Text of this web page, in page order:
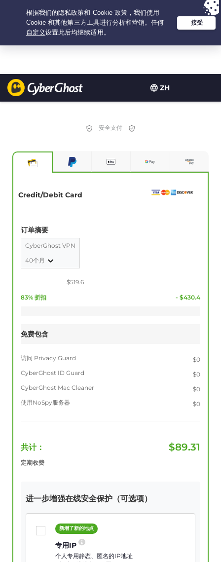
ZH
Your choice:The Best Dealfor 3.3333333333333-years at $2.23
/month
安全支付
Credit/Debit Card
订单摘要
CyberGhost VPN
40个月
$519.6
83% 折扣 - $430.4
免费包含
访问 Privacy Guard
$0
CyberGhost ID Guard
$0
CyberGhost Mac Cleaner
$0
使用NoSpy服务器
$0
共计： $89.31
定期收费
进一步增强在线安全保护（可选项）
新增了新的地点
专用IP
个人专用静态、匿名的IP地址